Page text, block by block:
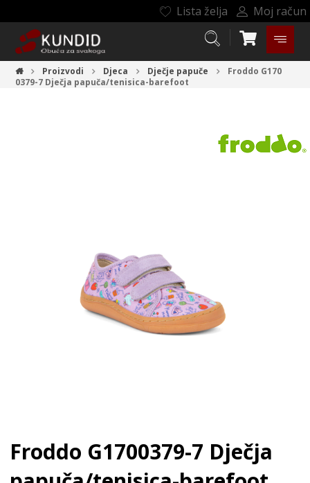
Lista želja Moj račun
Proizvodi Djeca Dječje papuče
Froddo G170
0379-7 Dječja papuča/tenisica-barefoot
Froddo G1700379-7 Dječja